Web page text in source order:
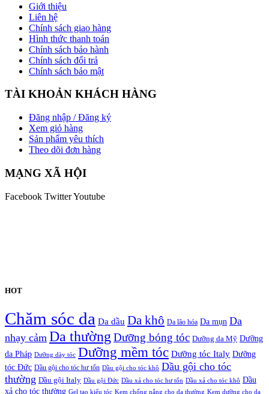
Giới thiệu
Liên hệ
Chính sách giao hàng
Hình thức thanh toán
Chính sách bảo hành
Chính sách đổi trả
Chính sách bảo mật
TÀI KHOẢN KHÁCH HÀNG
Đăng nhập / Đăng ký
Xem giỏ hàng
Sản phẩm yêu thích
Theo dõi đơn hàng
MẠNG XÃ HỘI
Facebook TwitterYoutube
HOT
Chăm sóc da Da dầu Da khô Da lão hóa Da mụn Da
nhạy cảm Da thường Dưỡng bóng tóc Dưỡng da Mỹ Dưỡng
da Pháp Dưỡng dày tóc Dưỡng mềm tóc Dưỡng tóc Italy Dưỡng
tóc Đức Dầu gội cho tóc hư tổn Dầu gội cho tóc khô Dầu gội cho tóc
thường Dầu gội Italy Dầu gội Đức Dầu xả cho tóc hư tổn Dầu xả cho tóc khô Dầu
xả cho tóc thường Gel tạo kiểu tóc Kem chống nắng cho da thường Kem dưỡng cho da